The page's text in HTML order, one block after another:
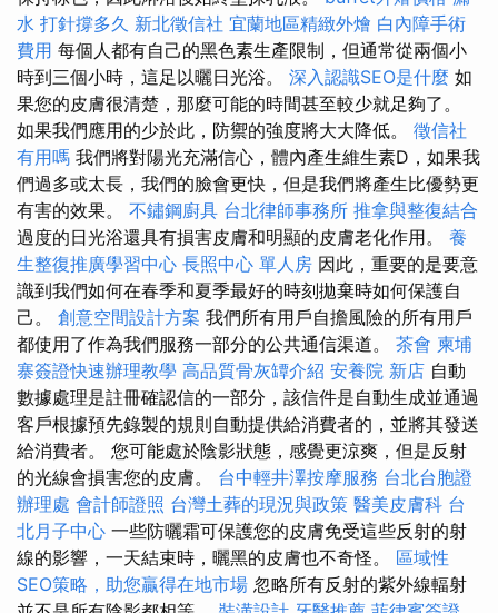
水 打針撐多久 新北徵信社 宜蘭地區精緻外燴 白內障手術
費用 每個人都有自己的黑色素生產限制，但通常從兩個小
時到三個小時，這足以曬日光浴。 深入認識SEO是什麼 如
果您的皮膚很清楚，那麼可能的時間甚至較少就足夠了。
如果我們應用的少於此，防禦的強度將大大降低。 徵信社
有用嗎 我們將對陽光充滿信心，體內產生維生素D，如果我
們過多或太長，我們的臉會更快，但是我們將產生比優勢更
有害的效果。 不鏽鋼廚具 台北律師事務所 推拿與整復結合
過度的日光浴還具有損害皮膚和明顯的皮膚老化作用。 養
生整復推廣學習中心 長照中心 單人房 因此，重要的是要意
識到我們如何在春季和夏季最好的時刻拋棄時如何保護自
己。 創意空間設計方案 我們所有用戶自擔風險的所有用戶
都使用了作為我們服務一部分的公共通信渠道。 茶會 柬埔
寨簽證快速辦理教學 高品質骨灰罈介紹 安養院 新店 自動
數據處理是註冊確認信的一部分，該信件是自動生成並通過
客戶根據預先錄製的規則自動提供給消費者的，並將其發送
給消費者。 您可能處於陰影狀態，感覺更涼爽，但是反射
的光線會損害您的皮膚。 台中輕井澤按摩服務 台北台胞證
辦理處 會計師證照 台灣土葬的現況與政策 醫美皮膚科 台
北月子中心 一些防曬霜可保護您的皮膚免受這些反射的射
線的影響，一天結束時，曬黑的皮膚也不奇怪。 區域性
SEO策略，助您贏得在地市場 忽略所有反射的紫外線輻射